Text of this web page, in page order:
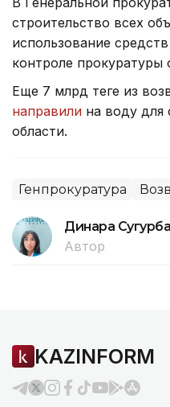
строительство всех
использование
контроле прокуратуры
Еще 7 млрд теңге из
направили на воду для
области.
Генпрокуратура
Динара
Автор
KAZINFORM